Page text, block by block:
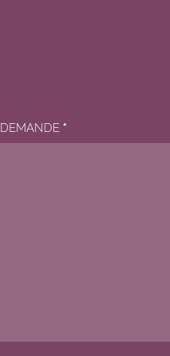
DEMANDE *